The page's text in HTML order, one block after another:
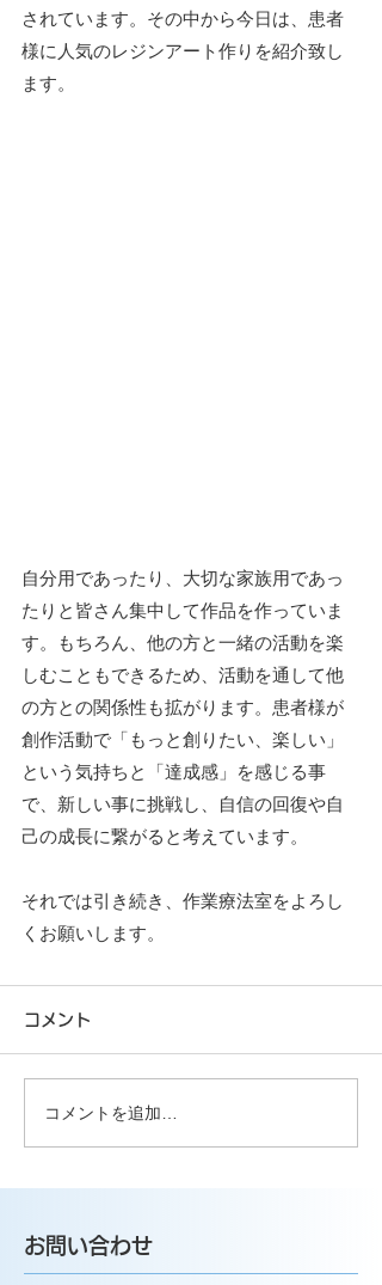
されています。その中から今日は、患者
様に人気のレジンアート作りを紹介致し
ます。
自分用であったり、大切な家族用であっ
たりと皆さん集中して作品を作っていま
す。もちろん、他の方と一緒の活動を楽
しむこともできるため、活動を通して他
の方との関係性も拡がります。患者様が
創作活動で「もっと創りたい、楽しい」
という気持ちと「達成感」を感じる事
で、新しい事に挑戦し、自信の回復や自
己の成長に繋がると考えています。
それでは引き続き、作業療法室をよろし
くお願いします。
コメント
コメントを追加…
お問い合わせ